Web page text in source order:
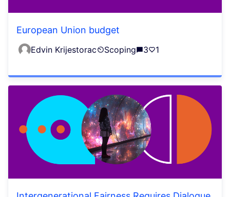
European Union budget
Edvin Krijestorac Scoping 3 1